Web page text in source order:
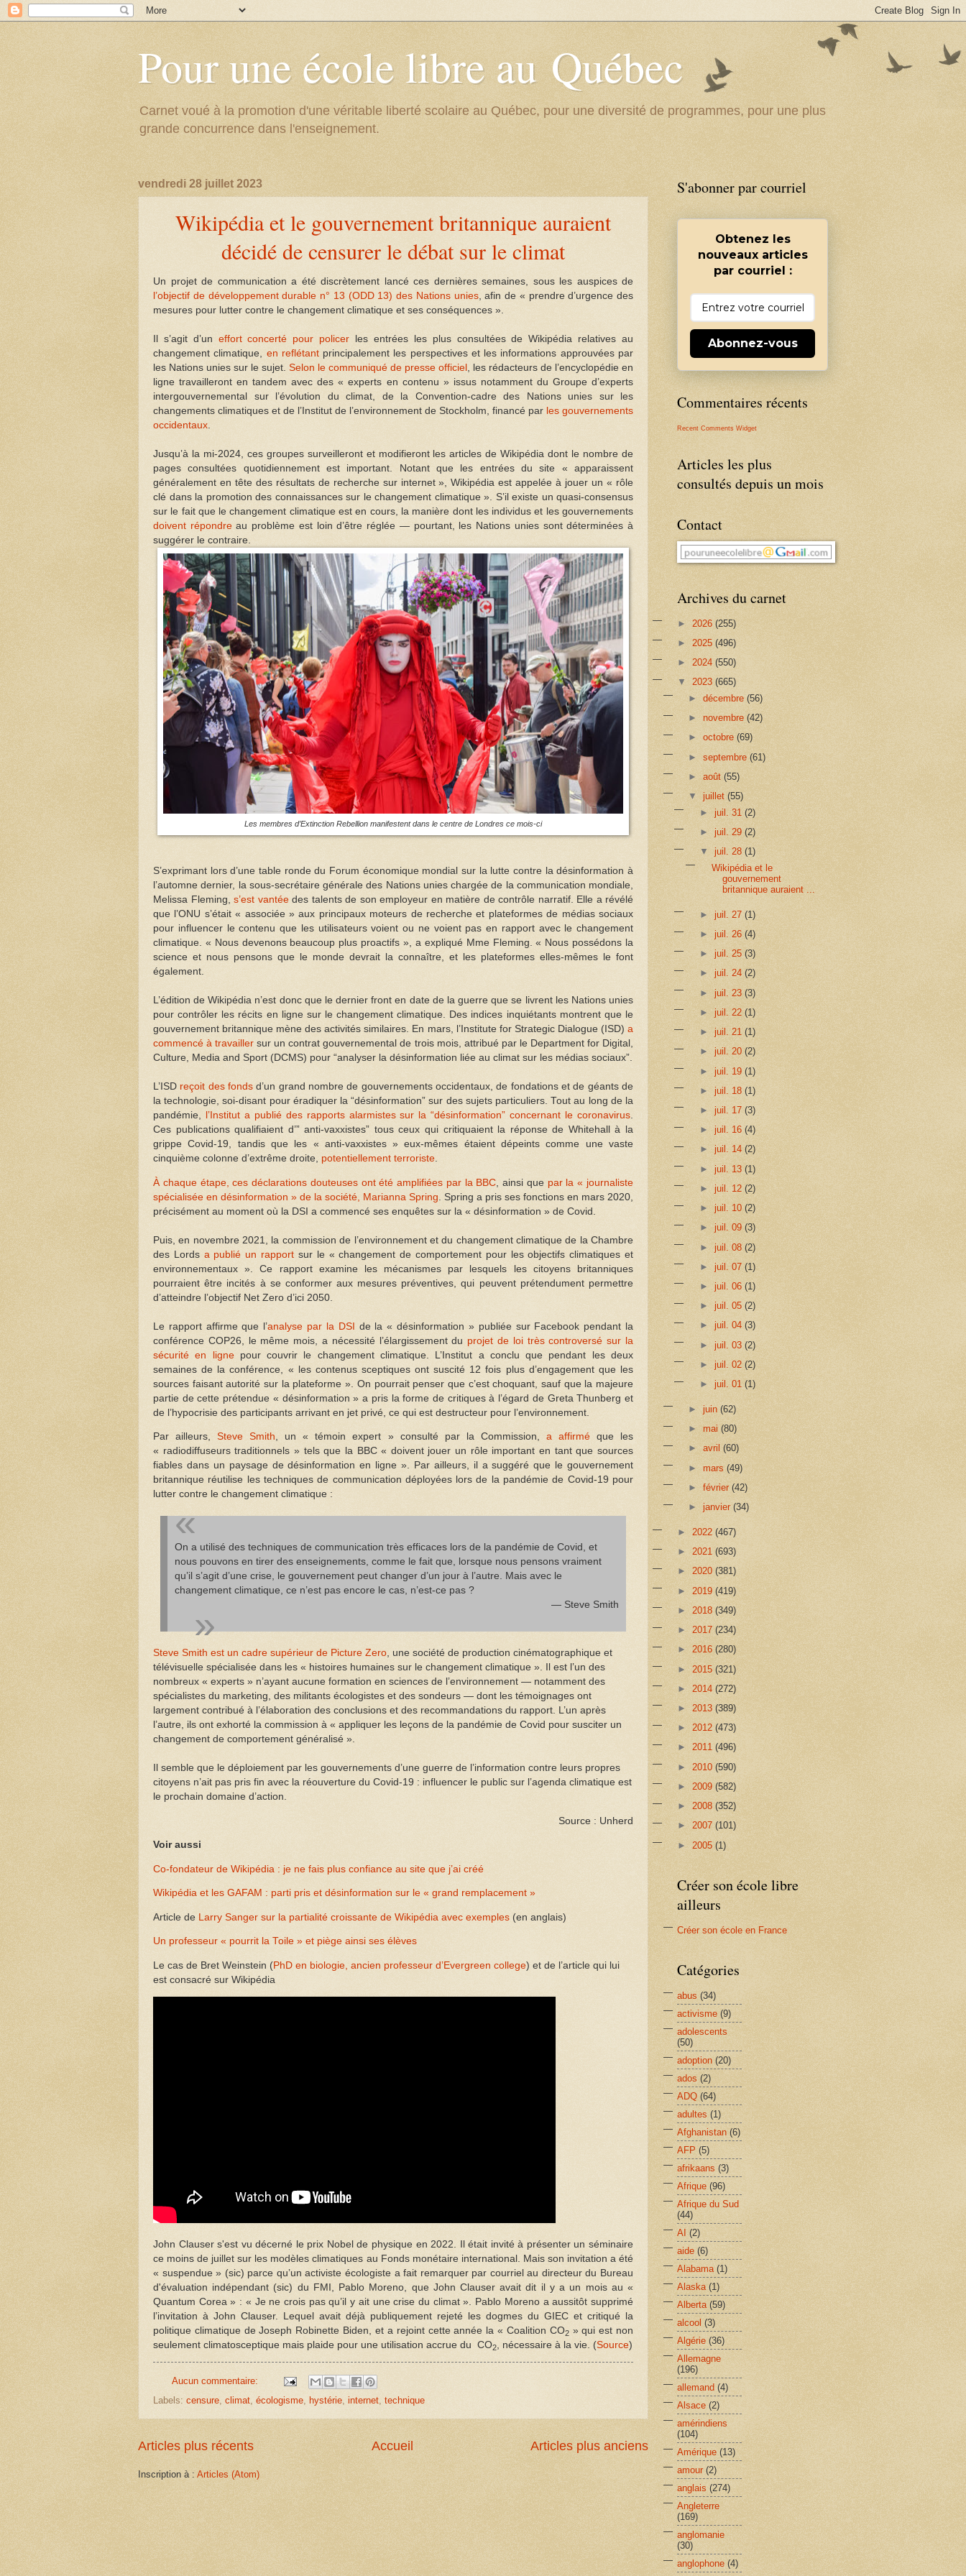
Pour une école libre au Québec
Carnet voué à la promotion d'une véritable liberté scolaire au Québec, pour une diversité de programmes, pour une plus
grande concurrence dans l'enseignement.
vendredi 28 juillet 2023
Wikipédia et le gouvernement britannique auraient
décidé de censurer le débat sur le climat
Un projet de communication a été discrètement lancé ces dernières semaines, sous les auspices de
l’objectif de développement durable n° 13 (ODD 13) des Nations unies, afin de « prendre d’urgence des
mesures pour lutter contre le changement climatique et ses conséquences ».
Il s’agit d’un effort concerté pour policer les entrées les plus consultées de Wikipédia relatives au
changement climatique, en reflétantprincipalement les perspectives et les informations approuvées par
les Nations unies sur le sujet. Selon le communiqué de presse officiel
, les rédacteurs de l’encyclopédie en
ligne travailleront en tandem avec des « experts en contenu » issus notamment du Groupe d’experts
intergouvernemental sur l’évolution du climat, de la Convention-cadre des Nations unies sur les
changements climatiques et de l’Institut de l’environnement de Stockholm, financé par les gouvernements
occidentaux
Jusqu’à la mi-2024, ces groupes surveilleront et modifieront les articles de Wikipédia dont le nombre de
pages consultées quotidiennement est important. Notant que les entrées du site « apparaissent
généralement en tête des résultats de recherche sur internet », Wikipédia est appelée à jouer un « rôle
clé dans la promotion des connaissances sur le changement climatique ». S’il existe un quasi-consensus
sur le fait que le changement climatique est en cours, la manière dont les individus et les gouvernements
doivent répondreau problème est loin d’être réglée — pourtant, les Nations unies sont déterminées à
suggérer le contraire.
Les membres d’Extinction Rebellion manifestent dans le centre de Londres ce mois-ci
S’exprimant lors d’une table ronde du Forum économique mondial sur la lutte contre la désinformation à
l’automne dernier, la sous-secrétaire générale des Nations unies chargée de la communication mondiale,
Melissa Fleming, s’est vantéedes talents de son employeur en matière de contrôle narratif. Elle a révélé
que l’ONU s’était « associée » aux principaux moteurs de recherche et plateformes de médias sociaux
pour influencer le contenu que les utilisateurs voient ou ne voient pas en rapport avec le changement
climatique. « Nous devenons beaucoup plus proactifs », a expliqué Mme Fleming. « Nous possédons la
science et nous pensons que le monde devrait la connaître, et les plateformes elles-mêmes le font
également.
L’édition de Wikipédia n’est donc que le dernier front en date de la guerre que se livrent les Nations unies
pour contrôler les récits en ligne sur le changement climatique. Des indices inquiétants montrent que le
gouvernement britannique mène des activités similaires. En mars, l’Institute for Strategic Dialogue (ISD) a
commencé à travaillersur un contrat gouvernemental de trois mois, attribué par le Department for Digital,
Culture, Media and Sport (DCMS) pour “analyser la désinformation liée au climat sur les médias sociaux”.
L’ISD reçoit des fonds d’un grand nombre de gouvernements occidentaux, de fondations et de géants de
la technologie, soi-disant pour éradiquer la “désinformation” sur des sujets particuliers. Tout au long de la
pandémie,
l’Institut a publié des rapports alarmistes sur la “désinformation” concernant le coronavirus.
Ces publications qualifiaient d’” anti-vaxxistes” tous ceux qui critiquaient la réponse de Whitehall à la
grippe Covid-19, tandis que les « anti-vaxxistes » eux-mêmes étaient dépeints comme une vaste
cinquième colonne d’extrême droite, potentiellement terroriste.
À chaque étape, ces déclarations douteuses ont été amplifiées par la BBC , ainsi que par la « journaliste
spécialisée en désinformation » de la société, Marianna Spring . Spring a pris ses fonctions en mars 2020,
précisément au moment où la DSI a commencé ses enquêtes sur la « désinformation » de Covid.
Puis, en novembre 2021, la commission de l’environnement et du changement climatique de la Chambre
des Lords a publié un rapport sur le « changement de comportement pour les objectifs climatiques et
environnementaux ». Ce rapport examine les mécanismes par lesquels les citoyens britanniques
pourraient être incités à se conformer aux mesures préventives, qui peuvent prétendument permettre
d’atteindre l’objectif Net Zero d’ici 2050.
Le rapport affirme que l’analyse par la DSI de la « désinformation » publiée sur Facebook pendant la
conférence COP26, le même mois, a nécessité l’élargissement duprojet de loi très controversé sur la
sécurité en lignepour couvrir le changement climatique. L’Institut a conclu que pendant les deux
semaines de la conférence, « les contenus sceptiques ont suscité 12 fois plus d’engagement que les
sources faisant autorité sur la plateforme ». On pourrait penser que c’est choquant, sauf que la majeure
partie de cette prétendue « désinformation » a pris la forme de critiques à l’égard de Greta Thunberg et
de l’hypocrisie des participants arrivant en jet privé, ce qui est destructeur pour l’environnement.
Par ailleurs,Steve Smith, un « témoin expert » consulté par la Commission, a affirméque les
« radiodiffuseurs traditionnels » tels que la BBC « doivent jouer un rôle important en tant que sources
fiables dans un paysage de désinformation en ligne ». Par ailleurs, il a suggéré que le gouvernement
britannique réutilise les techniques de communication déployées lors de la pandémie de Covid-19 pour
lutter contre le changement climatique :
On a utilisé des techniques de communication très efficaces lors de la pandémie de Covid, et
nous pouvons en tirer des enseignements, comme le fait que, lorsque nous pensons vraiment
qu’il s’agit d’une crise, le gouvernement peut changer d’un jour à l’autre. Mais avec le
changement climatique, ce n’est pas encore le cas, n’est-ce pas ?
— Steve Smith
Steve Smith est un cadre supérieur de Picture Zero, une société de production cinématographique et
télévisuelle spécialisée dans les « histoires humaines sur le changement climatique ». Il est l’un des
nombreux « experts » n’ayant aucune formation en sciences de l’environnement — notamment des
spécialistes du marketing, des militants écologistes et des sondeurs — dont les témoignages ont
largement contribué à l’élaboration des conclusions et des recommandations du rapport. L’un après
l’autre, ils ont exhorté la commission à « appliquer les leçons de la pandémie de Covid pour susciter un
changement de comportement généralisé ».
Il semble que le déploiement par les gouvernements d’une guerre de l’information contre leurs propres
citoyens n’ait pas pris fin avec la réouverture du Covid-19 : influencer le public sur l’agenda climatique est
le prochain domaine d’action.
Source : Unherd
Voir aussi
Co-fondateur de Wikipédia : je ne fais plus confiance au site que j’ai créé
Wikipédia et les GAFAM : parti pris et désinformation sur le « grand remplacement »
Article de Larry Sanger sur la partialité croissante de Wikipédia avec exemples (en anglais)
Un professeur « pourrit la Toile » et piège ainsi ses élèves
Le cas de Bret Weinstein (PhD en biologie, ancien professeur d’Evergreen college) et de l’article qui lui
est consacré sur Wikipédia
John Clauser s'est vu décerné le prix Nobel de physique en 2022. Il était invité à présenter un séminaire
ce moins de juillet sur les modèles climatiques au Fonds monétaire international. Mais son invitation a été
« suspendue » (sic) parce qu’un activiste écologiste a fait remarquer par courriel au directeur du Bureau
d'évaluation indépendant (sic) du FMI, Pablo Moreno, que John Clauser avait dit il y a un mois au «
Quantum Corea » : « Je ne crois pas qu’il y ait une crise du climat ». Pablo Moreno a aussitôt supprimé
l’invitation à John Clauser. Lequel avait déjà publiquement rejeté les dogmes du GIEC et critiqué la
politique climatique de Joseph Robinette Biden, et a rejoint cette année la « Coalition CO2» qui est non
seulement climatosceptique mais plaide pour une utilisation accrue du CO2 , nécessaire à la vie. (Source)
Aucun commentaire:
Labels: censure climat écologisme hystérie internet technique
Articles plus récents Articles plus anciens
Accueil
Inscription à : Articles (Atom)
S'abonner par courriel
Obtenez les
nouveaux articles
par courriel :
Abonnez-vous
Commentaires récents
Recent Comments Widget
Articles les plus
consultés depuis un mois
Contact
Archives du carnet
► 2026 (255)
► 2025 (496)
► 2024 (550)
▼ 2023 (665)
►décembre(56)
►novembre(42)
►octobre(69)
►septembre(61)
►août(55)
▼ juillet(55)
► juil. 31 (2)
► juil. 29 (2)
▼ juil. 28 (1)
Wikipédia et le
gouvernement
britannique auraient ...
► juil. 27 (1)
► juil. 26 (4)
► juil. 25 (3)
► juil. 24 (2)
► juil. 23 (3)
► juil. 22 (1)
► juil. 21 (1)
► juil. 20 (2)
► juil. 19 (1)
► juil. 18 (1)
► juil. 17 (3)
► juil. 16 (4)
► juil. 14 (2)
► juil. 13 (1)
► juil. 12 (2)
► juil. 10 (2)
► juil. 09 (3)
► juil. 08 (2)
► juil. 07 (1)
► juil. 06 (1)
► juil. 05 (2)
► juil. 04 (3)
► juil. 03 (2)
► juil. 02 (2)
► juil. 01 (1)
►juin(62)
► mai(80)
►avril(60)
►mars(49)
►février(42)
►janvier(34)
► 2022 (467)
► 2021 (693)
► 2020 (381)
► 2019 (419)
► 2018 (349)
► 2017 (234)
► 2016 (280)
► 2015 (321)
► 2014 (272)
► 2013 (389)
► 2012 (473)
► 2011 (496)
► 2010 (590)
► 2009 (582)
► 2008 (352)
► 2007 (101)
► 2005 (1)
Créer son école libre
ailleurs
Créer son école en France
Catégories
abus (34)
activisme (9)
adolescents
(50)
adoption (20)
ados (2)
ADQ (64)
adultes (1)
Afghanistan (6)
AFP (5)
afrikaans (3)
Afrique (96)
Afrique du Sud
(44)
AI (2)
aide (6)
Alabama (1)
Alaska (1)
Alberta (59)
alcool (3)
Algérie (36)
Allemagne
(196)
allemand (4)
Alsace (2)
amérindiens
(104)
Amérique (13)
amour (2)
anglais (274)
Angleterre
(169)
anglomanie
(30)
anglophone (4)